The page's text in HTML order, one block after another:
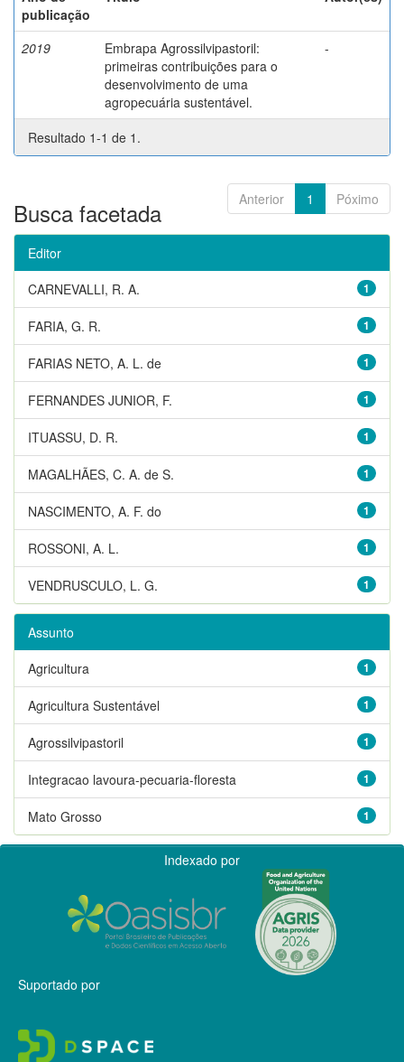
publicação
2019
Embrapa Agrossilvipastoril:
primeiras contribuições para o
desenvolvimento de uma
agropecuária sustentável.
-
Resultado 1-1 de 1.
Anterior 1 Póximo
Busca facetada
Editor
1
CARNEVALLI, R. A.
1
FARIA, G. R.
1
FARIAS NETO, A. L. de
1
FERNANDES JUNIOR, F.
1
ITUASSU, D. R.
1
MAGALHÃES, C. A. de S.
1
NASCIMENTO, A. F. do
1
ROSSONI, A. L.
1
VENDRUSCULO, L. G.
Assunto
1
Agricultura
1
Agricultura Sustentável
1
Agrossilvipastoril
1
Integracao lavoura-pecuaria-floresta
1
Mato Grosso
Indexado por
Suportado por